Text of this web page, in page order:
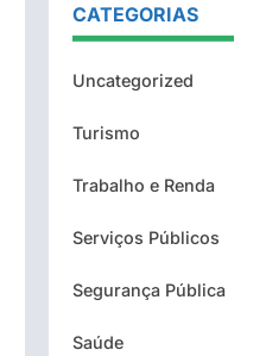
CATEGORIAS
Uncategorized
Turismo
Trabalho e Renda
Serviços Públicos
Segurança Pública
Saúde